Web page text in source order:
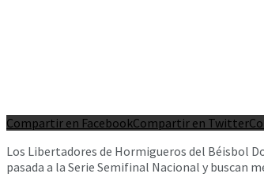
Compartir en FacebookCompartir en Twitter
Los Libertadores de Hormigueros del Béisbol
pasada a la Serie Semifinal Nacional y buscan